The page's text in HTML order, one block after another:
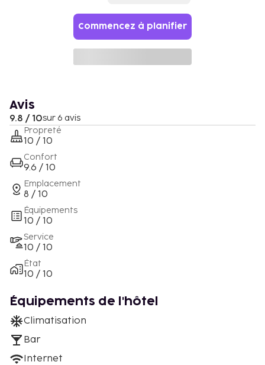
Commencez à planifier
Avis
9.8 / 10sur 6 avis
Propreté
10 / 10
Confort
9.6 / 10
Emplacement
8 / 10
Équipements
10 / 10
Service
10 / 10
État
10 / 10
Équipements de l'hôtel
Climatisation
Bar
Internet